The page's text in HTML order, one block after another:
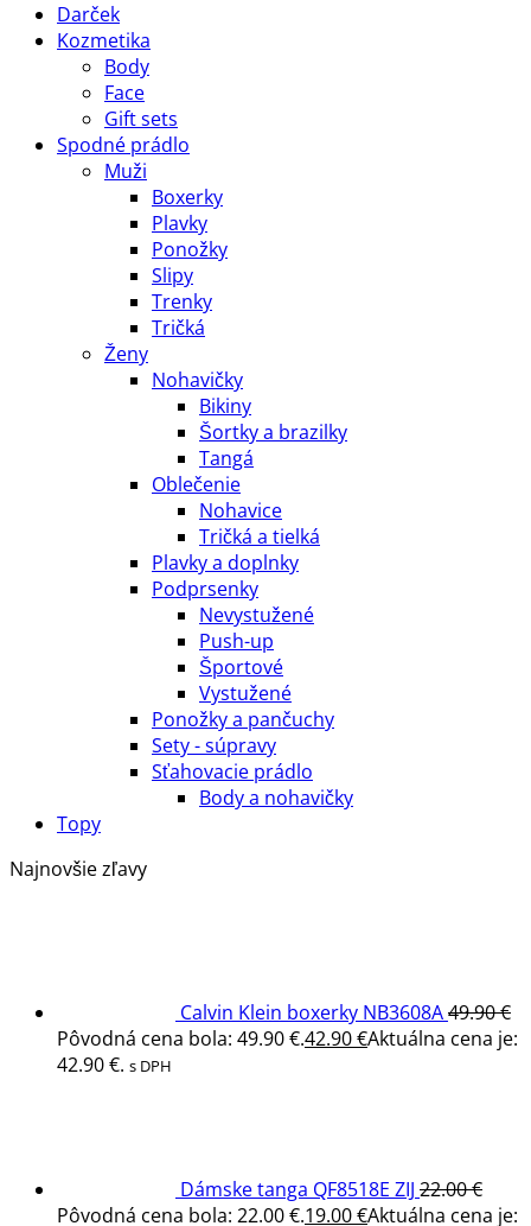
Darček
Kozmetika
Body
Face
Gift sets
Spodné prádlo
Muži
Boxerky
Plavky
Ponožky
Slipy
Trenky
Tričká
Ženy
Nohavičky
Bikiny
Šortky a brazilky
Tangá
Oblečenie
Nohavice
Tričká a tielká
Plavky a doplnky
Podprsenky
Nevystužené
Push-up
Športové
Vystužené
Ponožky a pančuchy
Sety - súpravy
Sťahovacie prádlo
Body a nohavičky
Topy
Najnovšie zľavy
Calvin Klein boxerky NB3608A49.90€
Pôvodná cena bola: 49.90 €.42.90€Aktuálna cena je:
42.90 €. s DPH
Dámske tanga QF8518E ZIJ 22.00€
Pôvodná cena bola: 22.00 €.19.00€Aktuálna cena je: